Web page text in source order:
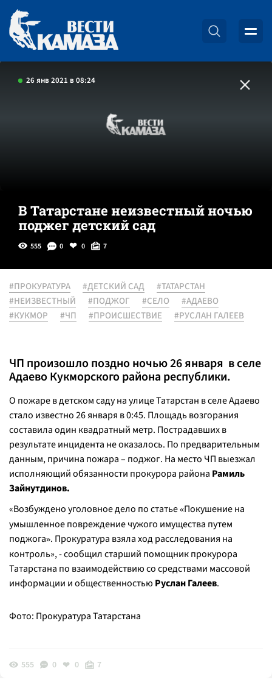
26 янв 2021 в 08:24
В Татарстане неизвестный ночью
поджег детский сад
555 0 0 7
#ПРОКУРАТУРА #ДЕТСКИЙ САД
#ТАТАРСТАН
#НЕИЗВЕСТНЫЙ
#ПОДЖОГ #СЕЛО
#АДАЕВО
#КУКМОР
#ЧП #ПРОИСШЕСТВИЕ #РУСЛАН ГАЛЕЕВ
ЧП произошло поздно ночью 26 января в селе
Адаево Кукморского района республики.
О пожаре в детском саду на улице Татарстан в селе Адаево
стало известно 26 января в 0:45. Площадь возгорания
составила один квадратный метр. Пострадавших в
результате инцидента не оказалось. По предварительным
данным, причина пожара – поджог. На место ЧП выезжал
исполняющий обязанности прокурора района Рамиль
Зайнутдинов.
«Возбуждено уголовное дело по статье «Покушение на
умышленное повреждение чужого имущества путем
поджога». Прокуратура взяла ход расследования на
контроль», - сообщил старший помощник прокурора
Татарстана по взаимодействию со средствами массовой
информации и общественностью Руслан Галеев.
Фото: Прокуратура Татарстана
555 0 0 7